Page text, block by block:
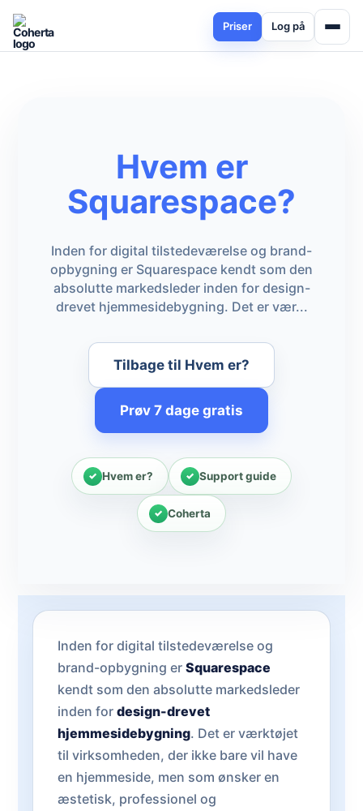
Priser Log på
Hvem er
Squarespace?
Inden for digital tilstedeværelse og brand-
opbygning er Squarespace kendt som den
absolutte markedsleder inden for design-
drevet hjemmesidebygning. Det er vær...
Tilbage til Hvem er?
Prøv 7 dage gratis
Hvem er? Support guide
Coherta
Inden for digital tilstedeværelse og
brand-opbygning er Squarespace
kendt som den absolutte markedsleder
inden for design-drevet
hjemmesidebygning. Det er værktøjet
til virksomheden, der ikke bare vil have
en hjemmeside, men som ønsker en
æstetisk, professionel og